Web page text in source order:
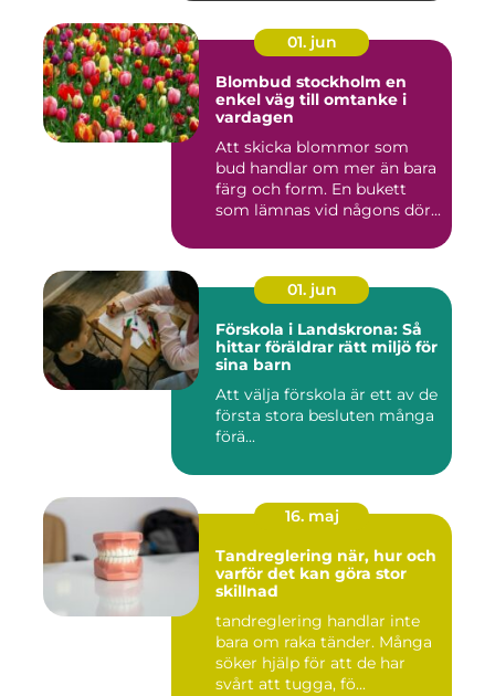
01. jun
Blombud stockholm en
enkel väg till omtanke i
vardagen
Att skicka blommor som
bud handlar om mer än bara
färg och form. En bukett
som lämnas vid någons dör...
01. jun
Förskola i Landskrona: Så
hittar föräldrar rätt miljö för
sina barn
Att välja förskola är ett av de
första stora besluten många
förä...
16. maj
Tandreglering när, hur och
varför det kan göra stor
skillnad
tandreglering handlar inte
bara om raka tänder. Många
söker hjälp för att de har
svårt att tugga, fö...